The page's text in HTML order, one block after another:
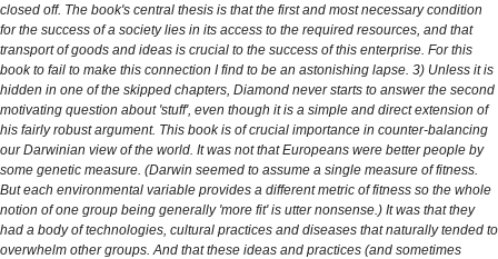
closed off. The book's central thesis is that the first and most necessary condition
for the success of a society lies in its access to the required resources, and that
transport of goods and ideas is crucial to the success of this enterprise. For this
book to fail to make this connection I find to be an astonishing lapse. 3) Unless it is
hidden in one of the skipped chapters, Diamond never starts to answer the second
motivating question about 'stuff', even though it is a simple and direct extension of
his fairly robust argument. This book is of crucial importance in counter-balancing
our Darwinian view of the world. It was not that Europeans were better people by
some genetic measure. (Darwin seemed to assume a single measure of fitness.
But each environmental variable provides a different metric of fitness so the whole
notion of one group being generally 'more fit' is utter nonsense.) It was that they
had a body of technologies, cultural practices and diseases that naturally tended to
overwhelm other groups. And that these ideas and practices (and sometimes